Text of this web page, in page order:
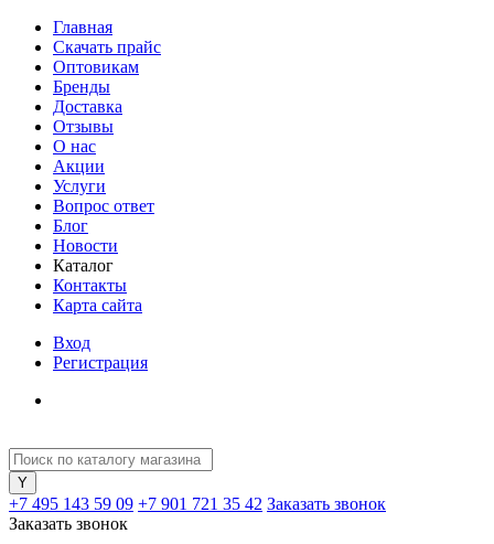
Главная
Скачать прайс
Оптовикам
Бренды
Доставка
Отзывы
О нас
Акции
Услуги
Вопрос ответ
Блог
Новости
Каталог
Контакты
Карта сайта
Вход
Регистрация
+7 495 143 59 09 +7 901 721 35 42 Заказать звонок
Заказать звонок